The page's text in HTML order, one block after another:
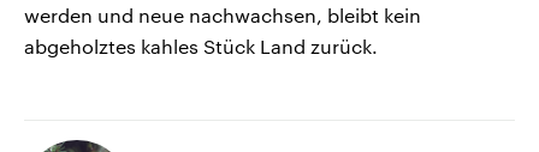
werden und neue nachwachsen, bleibt kein
abgeholztes kahles Stück Land zurück.